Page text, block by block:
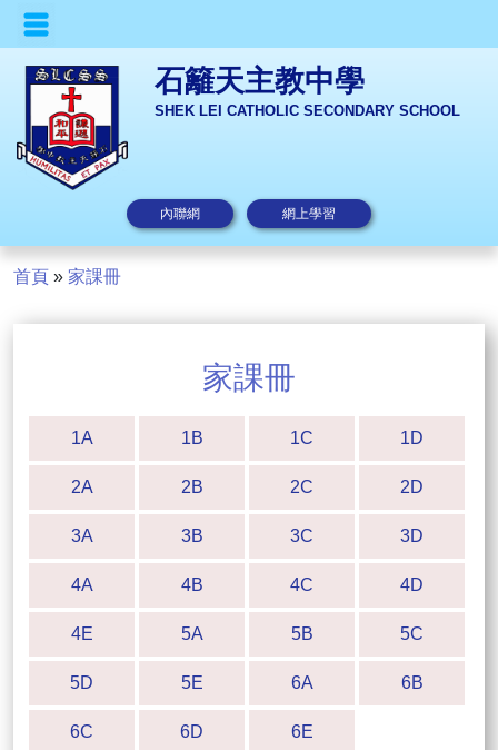
石籬天主教中學
SHEK LEI CATHOLIC SECONDARY SCHOOL
內聯網 網上學習
首頁 » 家課冊
家課冊
1A 1B 1C 1D
2A 2B 2C 2D
3A 3B 3C 3D
4A 4B 4C 4D
4E 5A 5B 5C
5D 5E 6A 6B
6C 6D 6E